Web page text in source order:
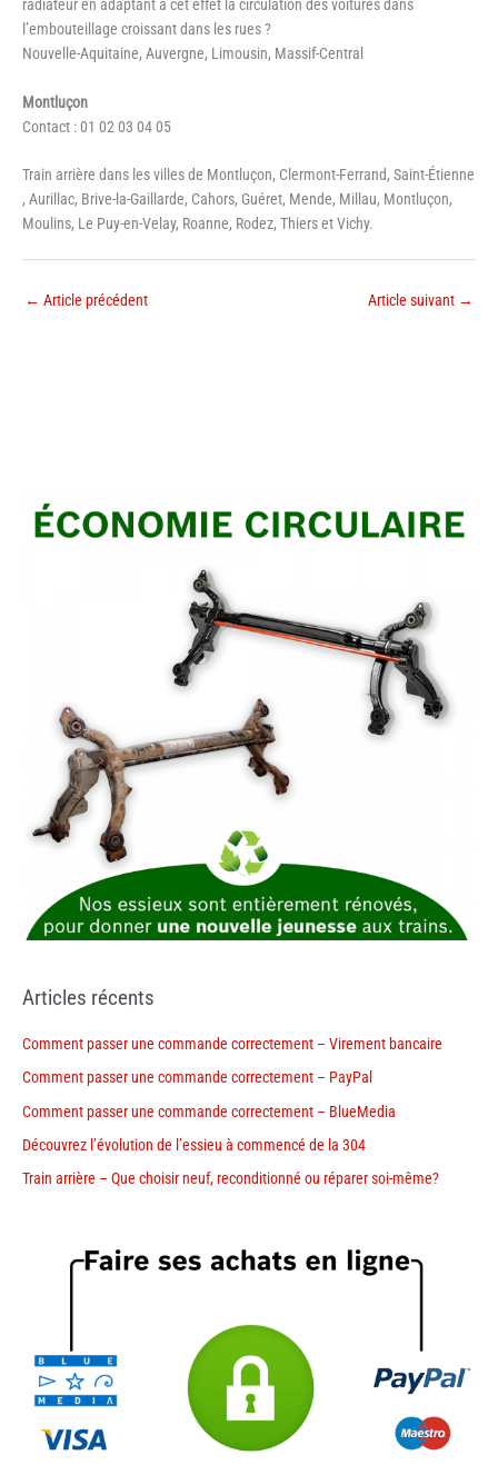
radiateur en adaptant à cet effet la circulation des voitures dans
l’embouteillage croissant dans les rues ?
Nouvelle-Aquitaine, Auvergne, Limousin, Massif-Central
Montluçon
Contact : 01 02 03 04 05
Train arrière dans les villes de Montluçon, Clermont-Ferrand, Saint-Étienne
, Aurillac, Brive-la-Gaillarde, Cahors, Guéret, Mende, Millau, Montluçon,
Moulins, Le Puy-en-Velay, Roanne, Rodez, Thiers et Vichy.
← Article précédent Article suivant →
Articles récents
Comment passer une commande correctement – Virement bancaire
Comment passer une commande correctement – PayPal
Comment passer une commande correctement – BlueMedia
Découvrez l’évolution de l’essieu à commencé de la 304
Train arrière – Que choisir neuf, reconditionné ou réparer soi-même?